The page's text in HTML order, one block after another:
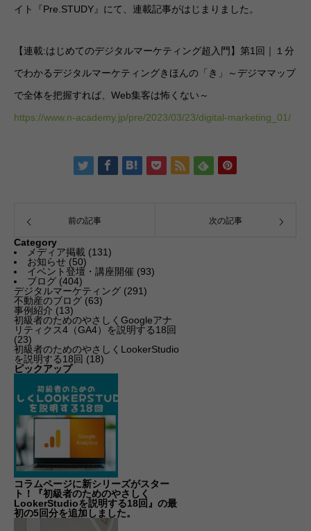
イト『Pre.STUDY』にて、連載記事がはじまりました。
【連載:はじめてのデジタルマーケティング超入門】第1回｜１分
でわかるデジタルマーケティングきほんの「き」～デジママップ
で全体を把握すれば、Web集客は怖くない～
https://www.n-academy.jp/pre/2023/03/23/digital-marketing_01/
前の記事 次の記事
Category
メディア掲載 (131)
お知らせ (50)
イベント登壇・講座開催 (93)
ブログ (404)
デジタルマーケティング (291)
不動産のブログ (63)
事例紹介 (13)
初級者のためのやさしくGoogleアナ
リティクス4（GA4）を説明する18回
(23)
初級者のためのやさしくLookerStudio
を説明する18回 (18)
ピックアップ
コラムページに新シリーズがスター
ト！『初級者のためのやさしく
LookerStudioを説明する18回』の最
初の5回分を追加しました。